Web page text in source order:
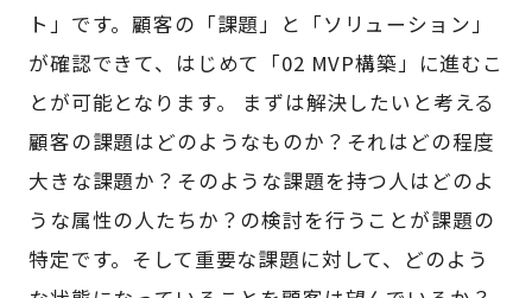
ト」です。顧客の「課題」と「ソリューション」
が確認できて、はじめて「02 MVP構築」に進むこ
とが可能となります。 まずは解決したいと考える
顧客の課題はどのようなものか？それはどの程度
大きな課題か？そのような課題を持つ人はどのよ
うな属性の人たちか？の検討を行うことが課題の
特定です。そして重要な課題に対して、どのよう